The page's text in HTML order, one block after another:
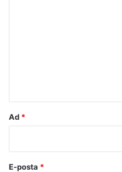
Ad *
E-posta *